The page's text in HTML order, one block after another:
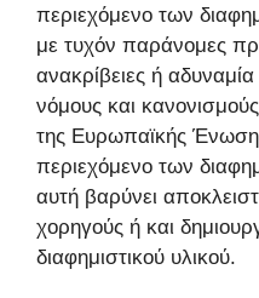
περιεχόμενο των
με τυχόν παράνομες
ανακρίβειες ή
νόμους και
της Ευρωπαϊκής
περιεχόμενο των
αυτή βαρύνει
χορηγούς ή και
διαφημιστικού υλικού.